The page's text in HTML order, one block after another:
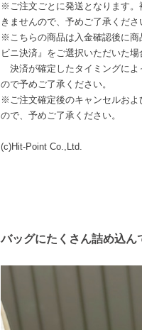
※ご注文ごとに発送となります
きませんので、予めご了承くださ
※こちらの商品は入金確認後に
ビニ決済』をご選択いただいた場
決済が確定したタイミングによ
ので予めご了承ください。
※ご注文確定後のキャンセルお
ので、予めご了承ください。
(c)Hit-Point Co.,Ltd.
バッグにたくさん詰め込ん